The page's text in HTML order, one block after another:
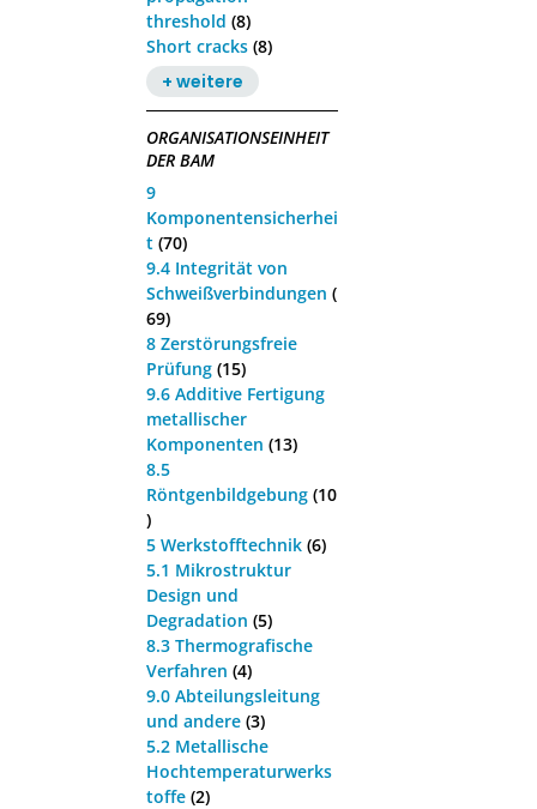
threshold (8)
Short cracks (8)
+ weitere
ORGANISATIONSEINHEIT
DER BAM
9
Komponentensicherhei
t (70)
9.4 Integrität von
Schweißverbindungen (
69)
8 Zerstörungsfreie
Prüfung (15)
9.6 Additive Fertigung
metallischer
Komponenten (13)
8.5
Röntgenbildgebung (10
)
5 Werkstofftechnik (6)
5.1 Mikrostruktur
Design und
Degradation (5)
8.3 Thermografische
Verfahren (4)
9.0 Abteilungsleitung
und andere (3)
5.2 Metallische
Hochtemperaturwerks
toffe (2)